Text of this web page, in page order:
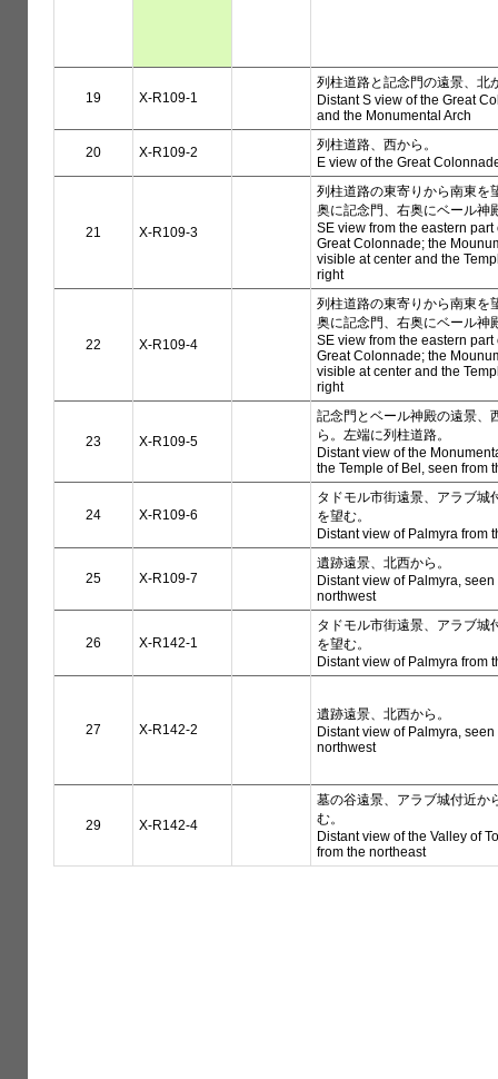
19 X-R109-1
列柱道路と記念門の遠景、北
Distant S view of the Great
and the Monumental Arch
20 X-R109-2
列柱道路、西から。
E view of the Great
21 X-R109-3
列柱道路の東寄りから南東を
奥に記念門、右奥にベール神
SE view from the eastern part
Great Colonnade; the
visible at center and the
right
22 X-R109-4
列柱道路の東寄りから南東を
奥に記念門、右奥にベール神
SE view from the eastern part
Great Colonnade; the
visible at center and the
right
23 X-R109-5
記念門とベール神殿の遠景、
ら。左端に列柱道路。
Distant view of the
the Temple of Bel, seen from
24 X-R109-6
タドモル市街遠景、アラブ城
を望む。
Distant view of Palmyra from
25 X-R109-7
遺跡遠景、北西から。
Distant view of Palmyra, seen
northwest
26 X-R142-1
タドモル市街遠景、アラブ城
を望む。
Distant view of Palmyra from
27 X-R142-2
遺跡遠景、北西から。
Distant view of Palmyra, seen
northwest
29 X-R142-4
墓の谷遠景、アラブ城付近か
む。
Distant view of the Valley of
from the northeast